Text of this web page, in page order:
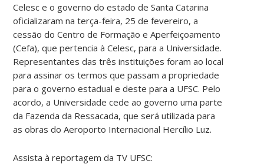
Celesc e o governo do estado de Santa Catarina
oficializaram na terça-feira, 25 de fevereiro, a
cessão do Centro de Formação e Aperfeiçoamento
(Cefa), que pertencia à Celesc, para a Universidade.
Representantes das três instituições foram ao local
para assinar os termos que passam a propriedade
para o governo estadual e deste para a UFSC. Pelo
acordo, a Universidade cede ao governo uma parte
da Fazenda da Ressacada, que será utilizada para
as obras do Aeroporto Internacional Hercílio Luz.
Assista à reportagem da TV UFSC: